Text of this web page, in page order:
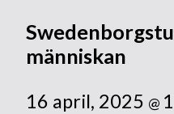
människan
16 april, 2025 @